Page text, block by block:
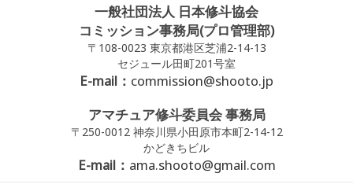
一般社団法人 日本修斗協会
コミッション事務局(プロ管理部)
〒108-0023 東京都港区芝浦2-14-13
セジュール田町201号室
E-mail： commission@shooto.jp
アマチュア修斗委員会 事務局
〒250-0012 神奈川県小田原市本町2-14-12
かどきちビル
E-mail： ama.shooto@gmail.com